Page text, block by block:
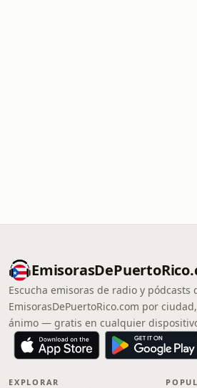
Escucha emisoras de radio y pódcasts
EmisorasDePuertoRico.com por
ánimo — gratis en cualquier
EXPLORAR